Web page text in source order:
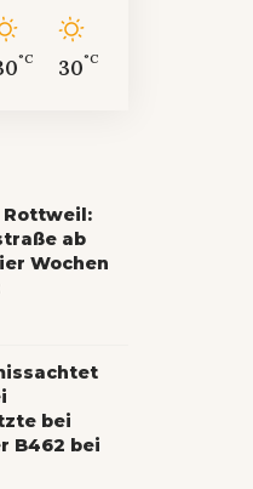
°C 30°C
Rottweil:
ab
Wochen
bei
B462 bei